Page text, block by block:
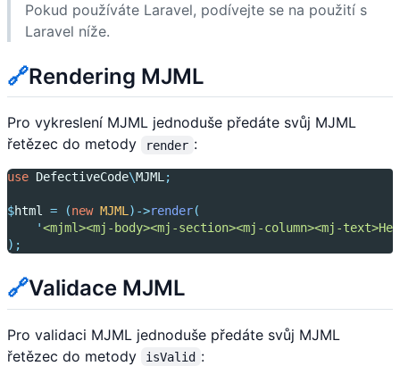
Pokud používáte Laravel, podívejte se na použití s
Laravel níže.
🔗Rendering MJML
Pro vykreslení MJML jednoduše předáte svůj MJML
řetězec do metody
render :
use DefectiveCode\MJML;
$html = (new MJML)->render(
'<mjml><mj-body><mj-section><mj-column><mj-
);
🔗Validace MJML
Pro validaci MJML jednoduše předáte svůj MJML
řetězec do metody
isValid :